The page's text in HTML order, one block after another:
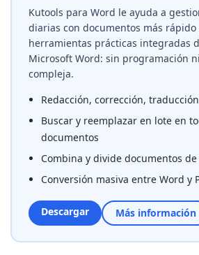
Kutools para Word le ayuda a
diarias con documentos más rápido
herramientas prácticas integradas
Microsoft Word: sin programación
compleja.
Redacción, corrección,
Buscar y reemplazar en lote en
documentos
Combina y divide documentos
Conversión masiva entre Word y
Descargar Más información